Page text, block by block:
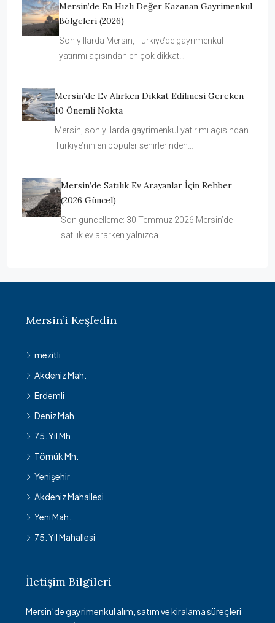
Mersin’de En Hızlı Değer Kazanan Gayrimenkul
Bölgeleri (2026)
Son yıllarda Mersin, Türkiye’de gayrimenkul
yatırımı açısından en çok dikkat…
Mersin’de Ev Alırken Dikkat Edilmesi Gereken
10 Önemli Nokta
Mersin, son yıllarda gayrimenkul yatırımı açısından
Türkiye’nin en popüler şehirlerinden…
Mersin’de Satılık Ev Arayanlar İçin Rehber
(2026 Güncel)
Son güncelleme: 30 Temmuz 2026 Mersin’de
satılık ev ararken yalnızca…
Mersin’i Keşfedin
mezitli
Akdeniz Mah.
Erdemli
Deniz Mah.
75. Yıl Mh.
Tömük Mh.
Yenişehir
Akdeniz Mahallesi
Yeni Mah.
75. Yıl Mahallesi
İletişim Bilgileri
Mersin’de gayrimenkul alım, satım ve kiralama süreçleri